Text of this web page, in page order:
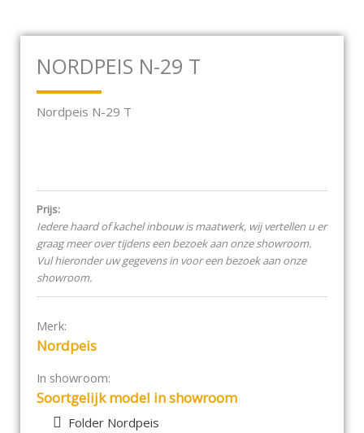
NORDPEIS N-29 T
Nordpeis N-29 T
Prijs:
Iedere haard of kachel inbouw is maatwerk, wij vertellen u er
graag meer over tijdens een bezoek aan onze showroom.
Vul hieronder uw gegevens in voor een bezoek aan onze
showroom.
Merk:
Nordpeis
In showroom:
Soortgelijk model in showroom
Folder Nordpeis